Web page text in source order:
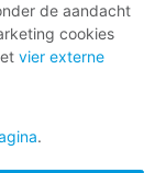
de aandacht
cookies
vier externe
.